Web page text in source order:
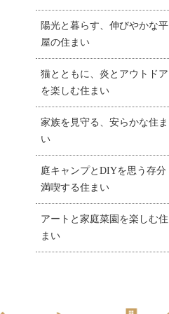
陽光と暮らす、伸びやかな平
屋の住まい
猫とともに、炎とアウトドア
を楽しむ住まい
家族を見守る、安らかな住ま
い
庭キャンプとDIYを思う存分
満喫する住まい
アートと家庭菜園を楽しむ住
まい